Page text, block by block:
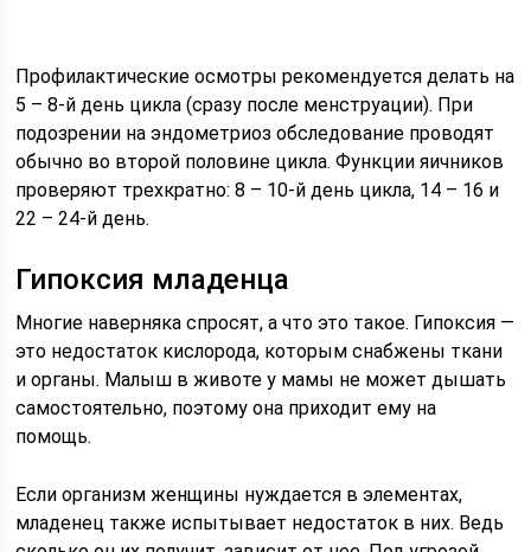
Профилактические осмотры рекомендуется делать на
5 – 8-й день цикла (сразу после менструации). При
подозрении на эндометриоз обследование проводят
обычно во второй половине цикла. Функции яичников
проверяют трехкратно: 8 – 10-й день цикла, 14 – 16 и
22 – 24-й день.
Гипоксия младенца
Многие наверняка спросят, а что это такое. Гипоксия —
это недостаток кислорода, которым снабжены ткани
и органы. Малыш в животе у мамы не может дышать
самостоятельно, поэтому она приходит ему на
помощь.
Если организм женщины нуждается в элементах,
младенец также испытывает недостаток в них. Ведь